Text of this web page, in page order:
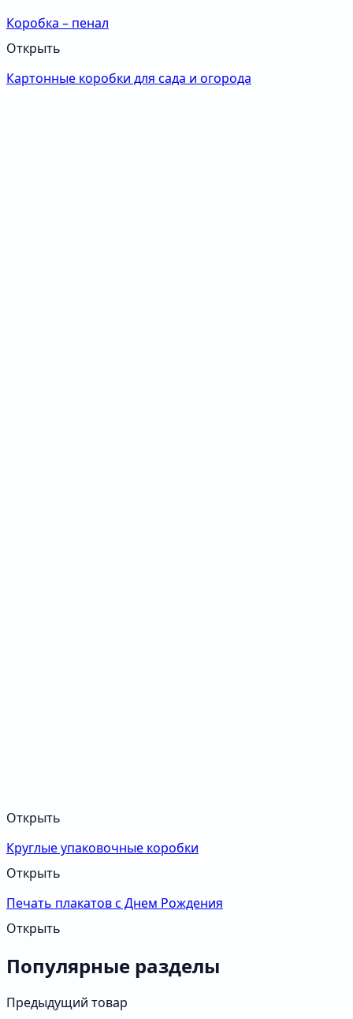
Коробка – пенал
Открыть
Картонные коробки для сада и огорода
Открыть
Круглые упаковочные коробки
Открыть
Печать плакатов с Днем Рождения
Открыть
Популярные разделы
Предыдущий товар